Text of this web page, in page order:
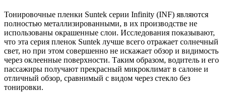
Тонировочные пленки Suntek серии Infinity (INF) являются
полностью металлизированными, в их производстве не
использованы окрашенные слои. Исследования показывают,
что эта серия пленок Suntek лучше всего отражает солнечный
свет, но при этом совершенно не искажает обзор и видимость
через оклеенные поверхности. Таким образом, водитель и его
пассажиры получают прекрасный микроклимат в салоне и
отличный обзор, сравнимый с видом через стекло без
тонировки.